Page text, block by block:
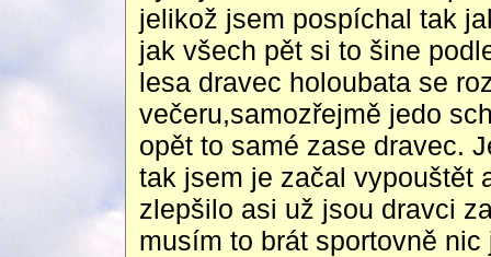
jelikož jsem pospíchal tak
jak všech pět si to šine
lesa dravec holoubata se
večeru,samozřejmě jedo
opět to samé zase dravec.
tak jsem je začal vypouštět
zlepšilo asi už jsou dravci
musím to brát sportovně